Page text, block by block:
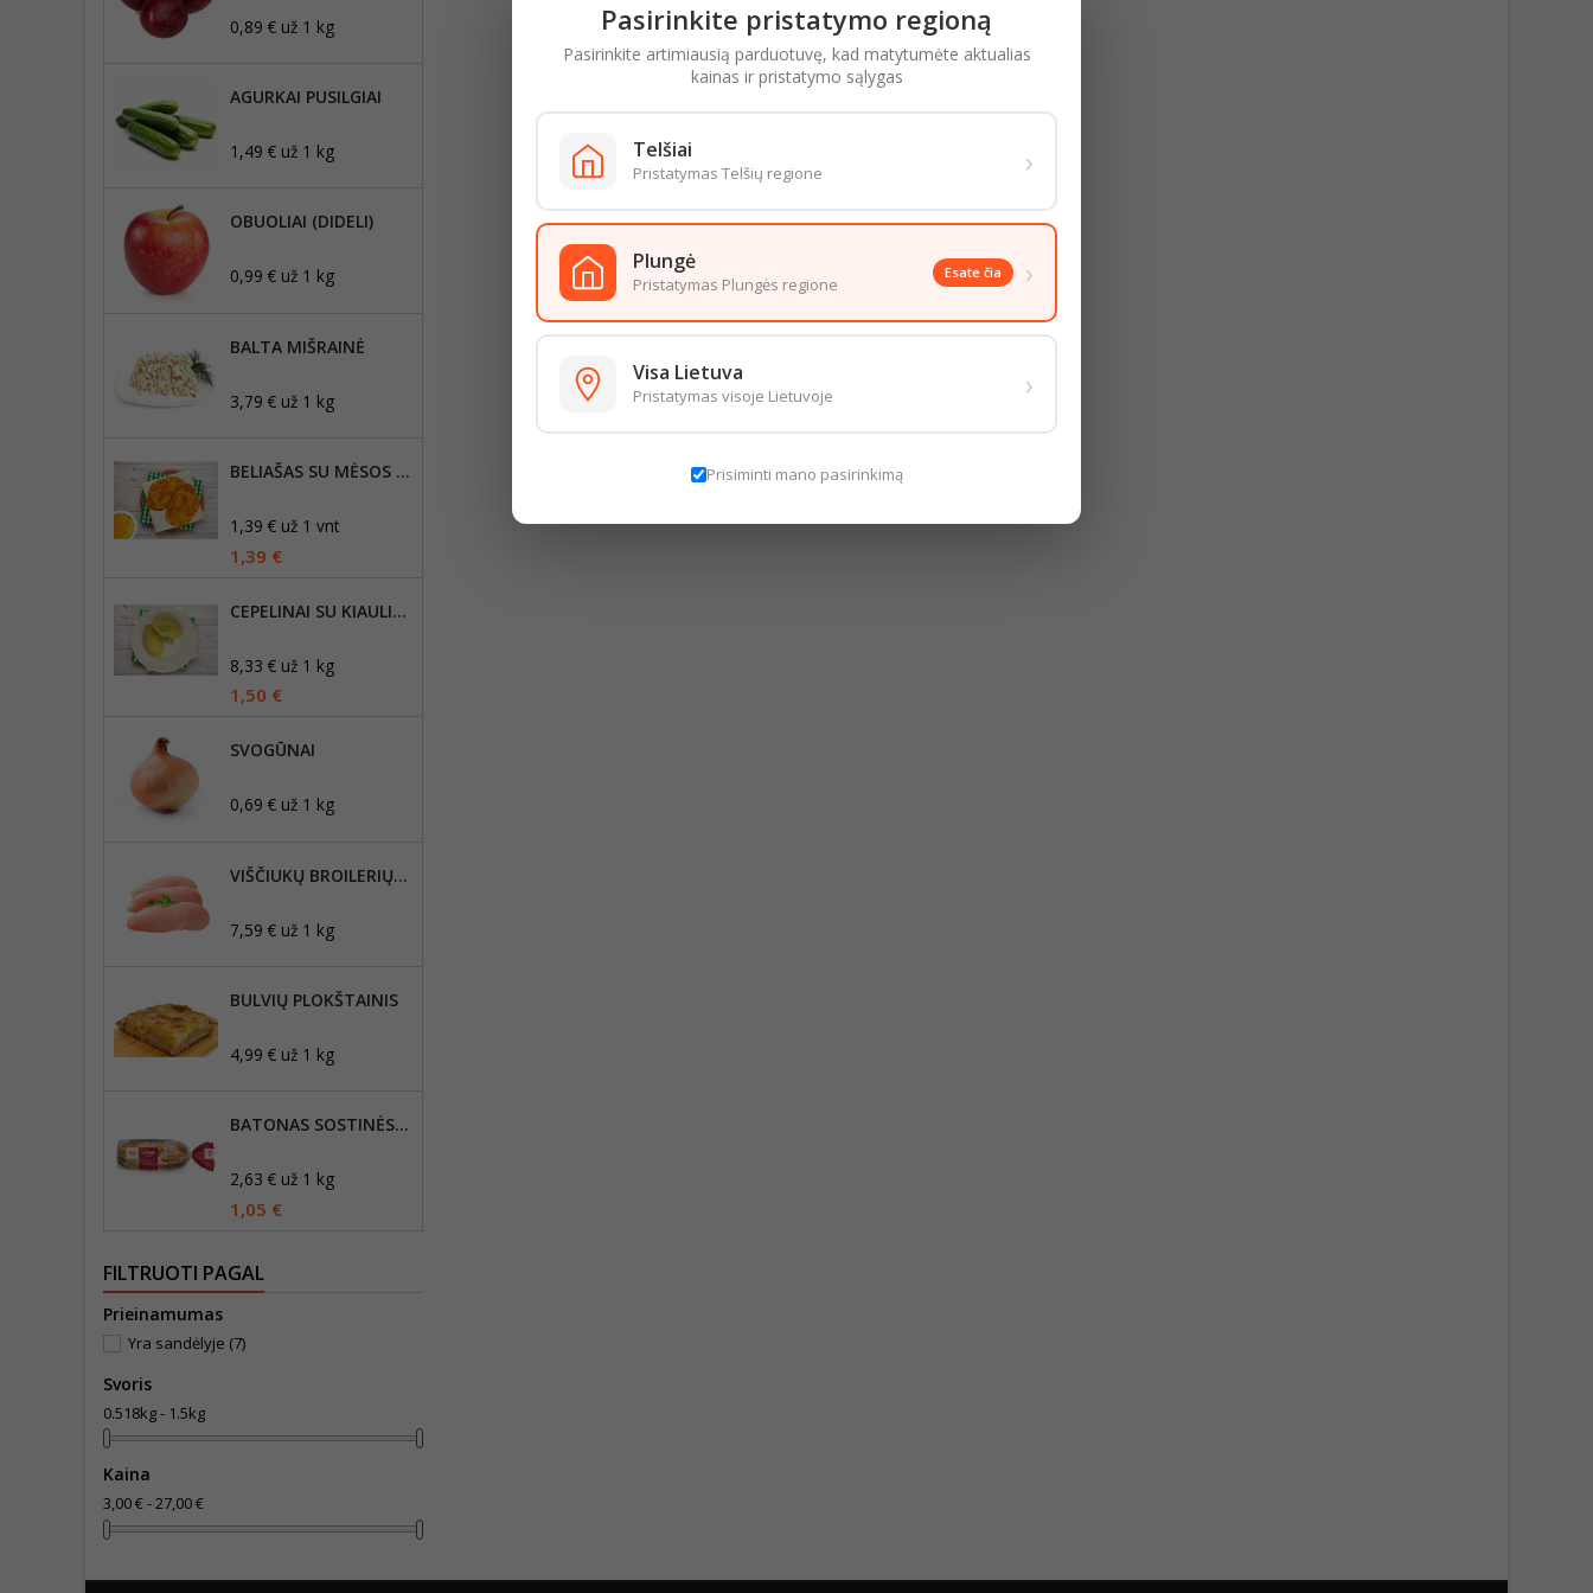
0,89 € už 1 kg
AGURKAI PUSILGIAI
1,49 € už 1 kg
OBUOLIAI (DIDELI)
0,99 € už 1 kg
BALTA MIŠRAINĖ
3,79 € už 1 kg
BELIAŠAS SU MĖSOS ĮDARU 1VNT
1,39 € už 1 vnt
1,39 €
CEPELINAI SU KIAULIENA 180G
8,33 € už 1 kg
1,50 €
SVOGŪNAI
0,69 € už 1 kg
VIŠČIUKŲ BROILERIŲ MAŽOJI FILĖ, ŠVIEŽIA
7,59 € už 1 kg
BULVIŲ PLOKŠTAINIS
4,99 € už 1 kg
BATONAS SOSTINĖS, 400G
2,63 € už 1 kg
1,05 €
FILTRUOTI PAGAL
Prieinamumas
Yra sandėlyje (7)
Svoris
0.518kg - 1.5kg
Kaina
3,00 € - 27,00 €
Pasirinkite pristatymo regioną
Pasirinkite artimiausią parduotuvę, kad matytumėte aktualias
kainas ir pristatymo sąlygas
Telšiai
Pristatymas Telšių regione ›
Plungė
Pristatymas Plungės regione
Esate čia ›
Visa Lietuva
Pristatymas visoje Lietuvoje ›
Prisiminti mano pasirinkimą